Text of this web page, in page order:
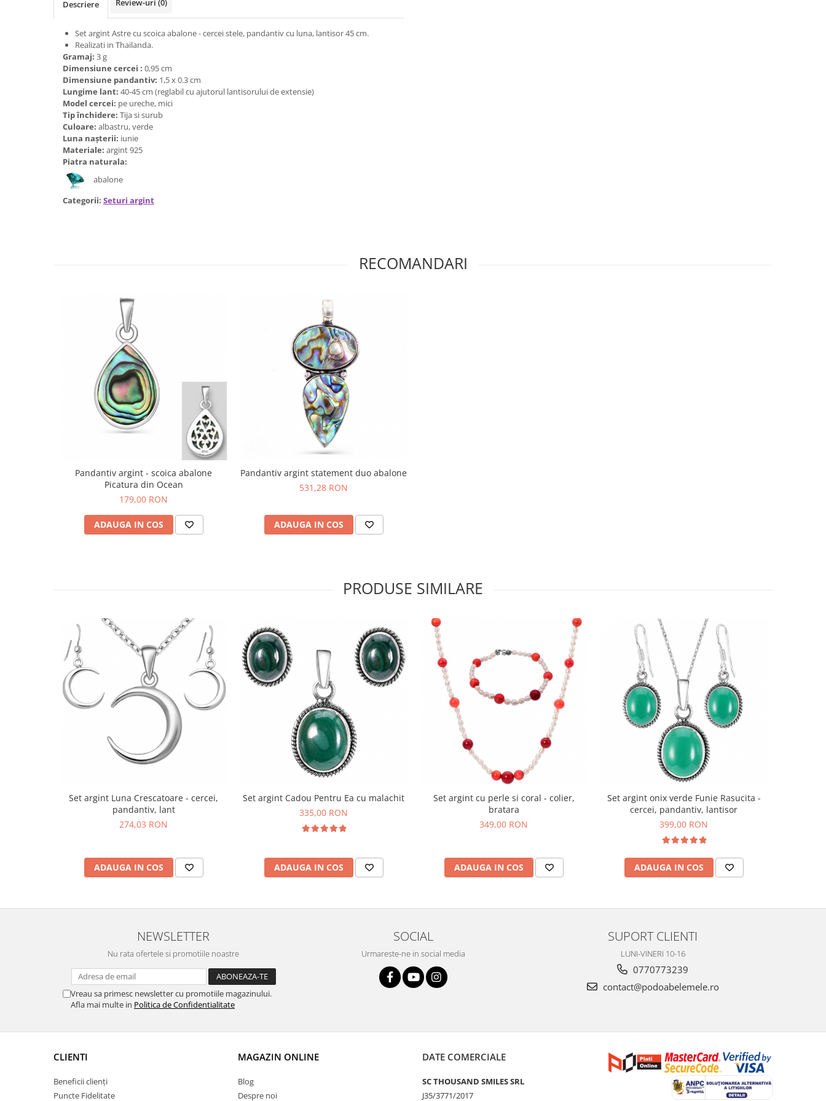
Bijuterii peridot
Bijuterii perle
Bijuterii piatra lunii
Bijuterii piatra soarelui
Bijuterii rodocrozit
Bijuterii rubin
Bijuterii sidef si abalone
Bijuterii smarald
Descriere Review-uri (0)
Set argint Astre cu scoica abalone - cercei stele, pandantiv cu luna, lantisor 45 cm.
Realizati in Thailanda.
Gramaj: 3 g
Dimensiune cercei : 0,95 cm
Dimensiune pandantiv: 1,5 x 0.3 cm
Lungime lant: 40-45 cm (reglabil cu ajutorul lantisorului de extensie)
Model cercei: pe ureche, mici
Tip închidere: Tija si surub
Culoare: albastru, verde
Luna nașterii: iunie
Materiale: argint 925
Piatra naturala:
abalone
Categorii: Seturi argint
RECOMANDARI
Pandantiv argint - scoica abalone
Picatura din Ocean
179,00 RON
ADAUGA IN COS
Pandantiv argint statement duo abalone
531,28 RON
ADAUGA IN COS
PRODUSE SIMILARE
Set argint Luna Crescatoare - cercei,
pandantiv, lant
274,03 RON
ADAUGA IN COS
Set argint Cadou Pentru Ea cu malachit
335,00 RON
ADAUGA IN COS
Set argint cu perle si coral - colier,
bratara
349,00 RON
ADAUGA IN COS
Set argint onix verde Funie Rasucita -
cercei, pandantiv, lantisor
399,00 RON
ADAUGA IN COS
NEWSLETTER
Nu rata ofertele si promotiile noastre
Vreau sa primesc newsletter cu promotiile magazinului.
Afla mai multe in Politica de Confidentialitate
SOCIAL
Urmareste-ne in social media
SUPORT CLIENTI
LUNI-VINERI 10-16
0770773239
contact@podoabelemele.ro
CLIENTI
Beneficii clienți
Puncte Fidelitate
MAGAZIN ONLINE
Blog
Despre noi
DATE COMERCIALE
SC THOUSAND SMILES SRL
J35/3771/2017